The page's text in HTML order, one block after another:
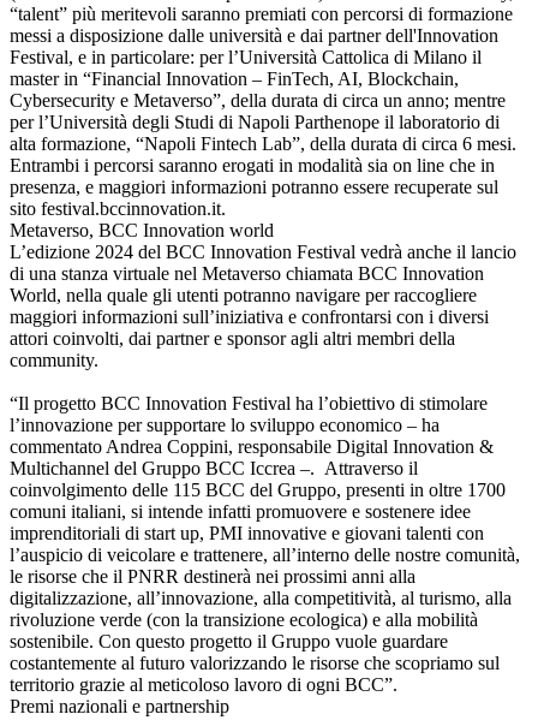
“talent” più meritevoli saranno premiati con percorsi di formazione
messi a disposizione dalle università e dai partner dell'Innovation
Festival, e in particolare: per l’Università Cattolica di Milano il
master in “Financial Innovation – FinTech, AI, Blockchain,
Cybersecurity e Metaverso”, della durata di circa un anno; mentre
per l’Università degli Studi di Napoli Parthenope il laboratorio di
alta formazione, “Napoli Fintech Lab”, della durata di circa 6 mesi.
Entrambi i percorsi saranno erogati in modalità sia on line che in
presenza, e maggiori informazioni potranno essere recuperate sul
sito festival.bccinnovation.it.
Metaverso, BCC Innovation world
L’edizione 2024 del BCC Innovation Festival vedrà anche il lancio
di una stanza virtuale nel Metaverso chiamata BCC Innovation
World, nella quale gli utenti potranno navigare per raccogliere
maggiori informazioni sull’iniziativa e confrontarsi con i diversi
attori coinvolti, dai partner e sponsor agli altri membri della
community.
“Il progetto BCC Innovation Festival ha l’obiettivo di stimolare
l’innovazione per supportare lo sviluppo economico – ha
commentato Andrea Coppini, responsabile Digital Innovation &
Multichannel del Gruppo BCC Iccrea –. Attraverso il
coinvolgimento delle 115 BCC del Gruppo, presenti in oltre 1700
comuni italiani, si intende infatti promuovere e sostenere idee
imprenditoriali di start up, PMI innovative e giovani talenti con
l’auspicio di veicolare e trattenere, all’interno delle nostre comunità,
le risorse che il PNRR destinerà nei prossimi anni alla
digitalizzazione, all’innovazione, alla competitività, al turismo, alla
rivoluzione verde (con la transizione ecologica) e alla mobilità
sostenibile. Con questo progetto il Gruppo vuole guardare
costantemente al futuro valorizzando le risorse che scopriamo sul
territorio grazie al meticoloso lavoro di ogni BCC”.
Premi nazionali e partnership